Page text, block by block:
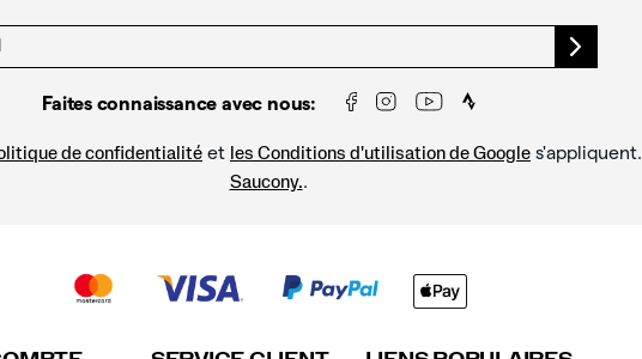
Faites connaissance avec nous:
de confidentialité et les Conditions d'utilisation de Google s'appliquent.
Saucony..